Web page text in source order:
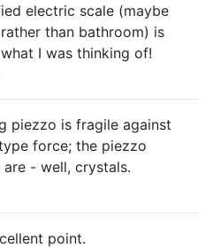
electric scale (maybe
than bathroom) is
I was thinking of!
piezzo is fragile against
force; the piezzo
- well, crystals.
point.